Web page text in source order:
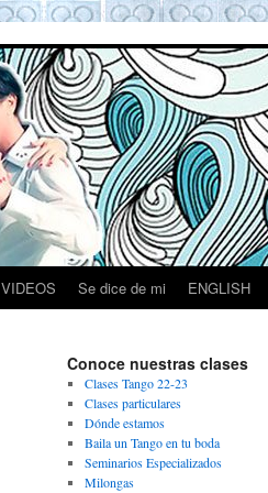
VIDEOS Se dice de mi ENGLISH
Conoce nuestras clases
Clases Tango 22-23
Clases particulares
Dónde estamos
Baila un Tango en tu boda
Seminarios Especializados
Milongas